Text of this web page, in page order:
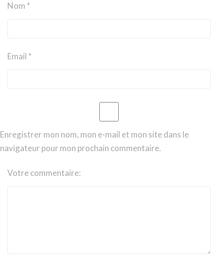
Nom *
Email *
Enregistrer mon nom, mon e-mail et mon site dans le
navigateur pour mon prochain commentaire.
Votre commentaire: